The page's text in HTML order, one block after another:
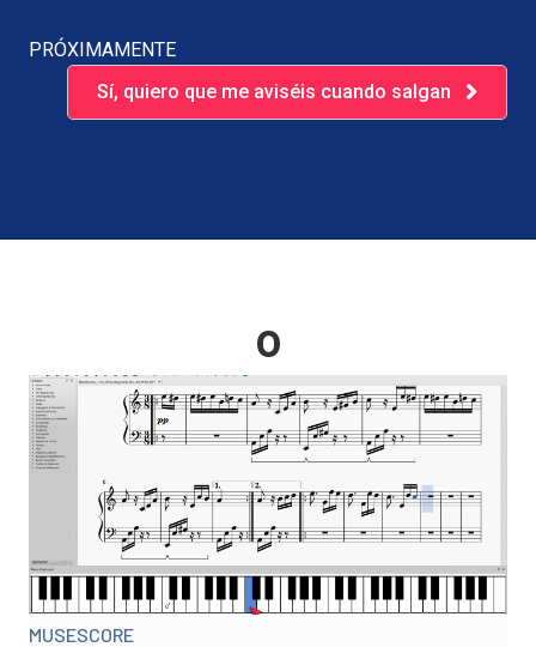
PRÓXIMAMENTE
Sí, quiero que me aviséis cuando salgan
o
MUSESCORE